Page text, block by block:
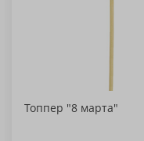
Топпер "8 марта"